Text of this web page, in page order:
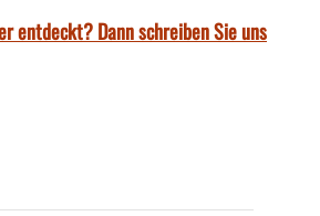
entdeckt? Dann schreiben Sie uns